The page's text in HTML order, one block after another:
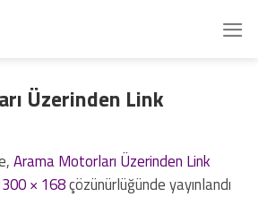
Üzerinden Link
Arama Motorları Üzerinden Link
300 × 168çözünürlüğünde yayınlandı